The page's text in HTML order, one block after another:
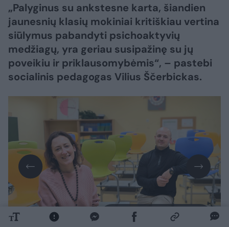
„Palyginus su ankstesne karta, šiandien
jaunesnių klasių mokiniai kritiškiau vertina
siūlymus pabandyti psichoaktyvių
medžiagų, yra geriau susipažinę su jų
poveikiu ir priklausomybėmis“, – pastebi
socialinis pedagogas Vilius Ščerbickas.
Daugiau nuotraukų (2)